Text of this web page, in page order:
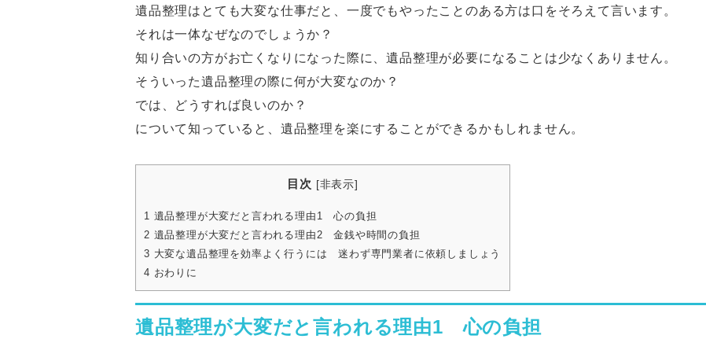
遺品整理はとても大変な仕事だと、一度でもやったことのある方は口をそろえて言います。
それは一体なぜなのでしょうか？
知り合いの方がお亡くなりになった際に、遺品整理が必要になることは少なくありません。
そういった遺品整理の際に何が大変なのか？
では、どうすれば良いのか？
について知っていると、遺品整理を楽にすることができるかもしれません。
目次 [非表示]
1 遺品整理が大変だと言われる理由1 心の負担
2 遺品整理が大変だと言われる理由2 金銭や時間の負担
3 大変な遺品整理を効率よく行うには 迷わず専門業者に依頼しましょう
4 おわりに
遺品整理が大変だと言われる理由1 心の負担